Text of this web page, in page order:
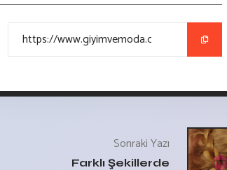
Sonraki Yazı
Farklı Şekillerde